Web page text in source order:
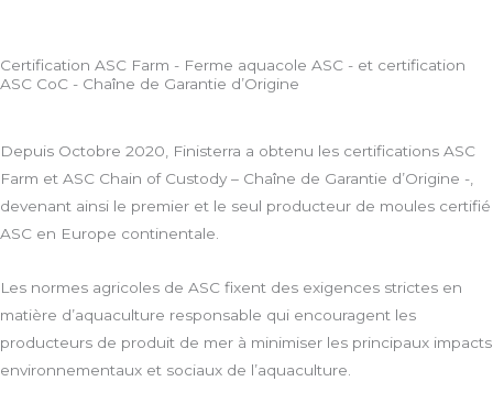
Certification ASC Farm - Ferme aquacole ASC - et certification
ASC CoC - Chaîne de Garantie d’Origine
Depuis Octobre 2020, Finisterra a obtenu les certifications ASC
Farm et ASC Chain of Custody – Chaîne de Garantie d’Origine -,
devenant ainsi le premier et le seul producteur de moules certifié
ASC en Europe continentale.
Les normes agricoles de ASC fixent des exigences strictes en
matière d’aquaculture responsable qui encouragent les
producteurs de produit de mer à minimiser les principaux impacts
environnementaux et sociaux de l’aquaculture.